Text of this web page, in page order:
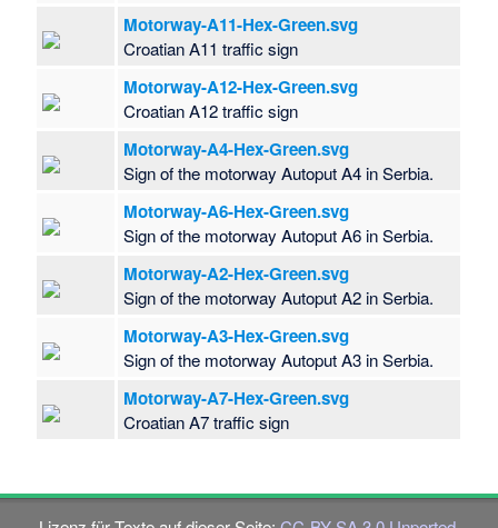
Motorway-A11-Hex-Green.svg
Croatian A11 traffic sign
Motorway-A12-Hex-Green.svg
Croatian A12 traffic sign
Motorway-A4-Hex-Green.svg
Sign of the motorway Autoput A4 in Serbia.
Motorway-A6-Hex-Green.svg
Sign of the motorway Autoput A6 in Serbia.
Motorway-A2-Hex-Green.svg
Sign of the motorway Autoput A2 in Serbia.
Motorway-A3-Hex-Green.svg
Sign of the motorway Autoput A3 in Serbia.
Motorway-A7-Hex-Green.svg
Croatian A7 traffic sign